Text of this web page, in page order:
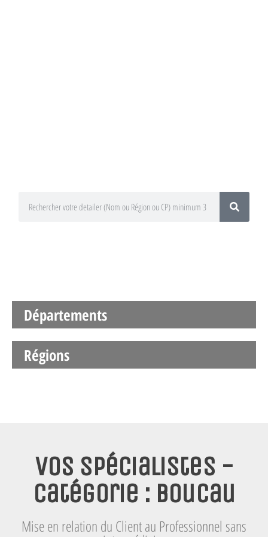
Départements
Régions
Vos spécialistes -
Catégorie : Boucau
Mise en relation du Client au Professionnel sans